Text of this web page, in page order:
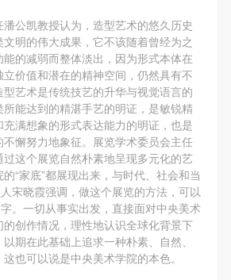
公凯教授认为，造型艺术的悠久历史
明的伟大成果，它不该随着曾经为之
的减弱而整体淡出，因为形式本体在
价值和潜在的精神空间，仍然具有不
艺术是传统技艺的升华与视觉语言的
能达到的精湛手艺的明证，是敏锐精
满想象的形式表达能力的明证，也是
不懈努力地象征。展览学术委员会主任
这个展览自然朴素地呈现多元化的艺
“家底”都展现出来，与时代、社会和当
宋晓霞强调，做这个展览的方法，可以
。一切从事实出发，直接面对中央美术
创作情况，理性地认识全球化背景下
期在此基础上追求一种朴素、自然、
也可以说是中央美术学院的本色。
动时应当在美术馆工作人员及活
进行，并正确的使用活动中所涉
作材料及配套设备、设施，若参
用相应绘画工具、创作材料及配
人受伤、伤害他人及造成相应工
施的故障或损坏。参与活动者应
任，并主动赔偿相应的经济损
故当事人及美术馆将不承担人身
肖像权许可使用协议
国广告法》、《中华人民共和国
动时应当在美术馆工作人员及活
进行，并正确的使用活动中所涉
作材料及配套设备、设施，若参
用相应绘画工具、创作材料及配
人受伤、伤害他人及造成相应工
施的故障或损坏。参与活动者应
任，并主动赔偿相应的经济损
故当事人及美术馆将不承担人身
肖像权许可使用协议
国广告法》、《中华人民共和国
动时应当在美术馆工作人员及活
进行，并正确的使用活动中所涉
作材料及配套设备、设施，若参
用相应绘画工具、创作材料及配
人受伤、伤害他人及造成相应工
施的故障或损坏。参与活动者应
任，并主动赔偿相应的经济损
故当事人及美术馆将不承担人身
肖像权许可使用协议
国广告法》、《中华人民共和国
登录
雅昌艺术网会员账户登录